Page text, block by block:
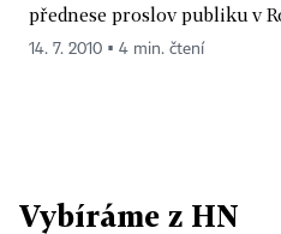
přednese proslov publiku v
14. 7. 2010 ▪ 4 min. čtení
Vybíráme z HN